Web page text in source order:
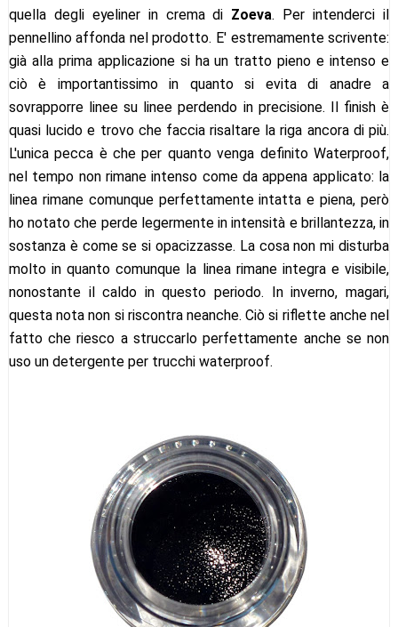
quella degli eyeliner in crema di Zoeva. Per intenderci il
pennellino affonda nel prodotto. E' estremamente scrivente:
già alla prima applicazione si ha un tratto pieno e intenso e
ciò è importantissimo in quanto si evita di anadre a
sovrapporre linee su linee perdendo in precisione. Il finish è
quasi lucido e trovo che faccia risaltare la riga ancora di più.
L'unica pecca è che per quanto venga definito Waterproof,
nel tempo non rimane intenso come da appena applicato: la
linea rimane comunque perfettamente intatta e piena, però
ho notato che perde legermente in intensità e brillantezza, in
sostanza è come se si opacizzasse. La cosa non mi disturba
molto in quanto comunque la linea rimane integra e visibile,
nonostante il caldo in questo periodo. In inverno, magari,
questa nota non si riscontra neanche. Ciò si riflette anche nel
fatto che riesco a struccarlo perfettamente anche se non
uso un detergente per trucchi waterproof.